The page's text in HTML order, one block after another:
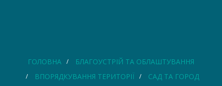
ГОЛОВНА
БЛАГОУСТРІЙ ТА ОБЛАШТУВАННЯ
ВПОРЯДКУВАННЯ ТЕРИТОРІЇ
САД ТА ГОРОД